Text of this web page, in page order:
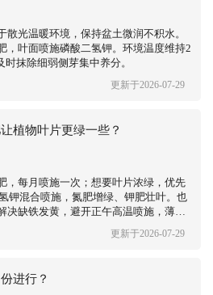
散光温暖环境，保持盆土微润不积水。
，叶面喷施磷酸二氢钾。环境温度维持2
抹除细弱侧芽集中养分。
更新于2026-07-29
植物叶片更绿一些？
，每月喷施一次；想要叶片浓绿，优先
钾混合喷施，氮肥增绿、钾肥壮叶。也
决缺铁发黄，避开正午高温喷施，薄肥
更新于2026-07-29
进行？